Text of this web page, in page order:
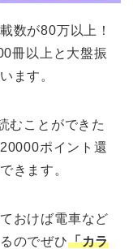
数が80万以上！
冊以上と大盤振
ます。
むことができた
ポイント還
きます。
おけば電車など
のでぜひ「カラ